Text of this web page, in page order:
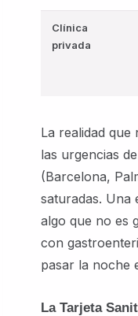
Clínica
privada
La realidad que
las urgencias
(Barcelona,
saturadas. Una
algo que no es
con
pasar la noche
La Tarjeta